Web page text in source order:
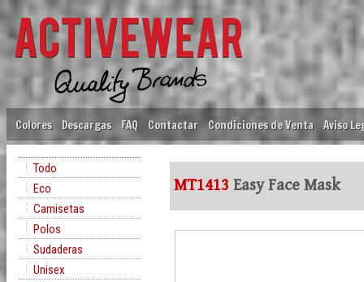
Colores Descargas FAQ Contactar Condiciones de Venta Aviso
Todo
Eco
Camisetas
Polos
Sudaderas
Unisex
MT1413 Easy Face Mask